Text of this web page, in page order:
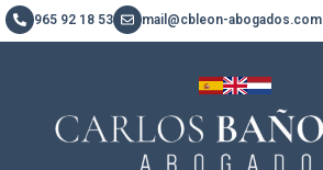
965 92 18 53 mail@cbleon-abogados.com